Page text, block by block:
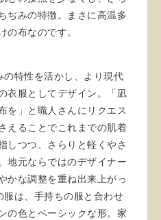
ぢみの特徴。まさに高温多
の布なのです。
特性を活かし、より現代
衣服としてデザイン。「凪
を」と職人さんにリクエス
えることでこれまでの肌着
しつつ、さらりと軽くやさ
地元ならではのデザイナー
かな調整を重ね出来上がっ
は、手持ちの服と合わせ
の色とベーシックな形。家